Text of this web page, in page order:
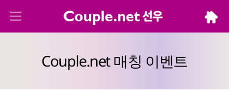
Couple.net 매칭 이벤트